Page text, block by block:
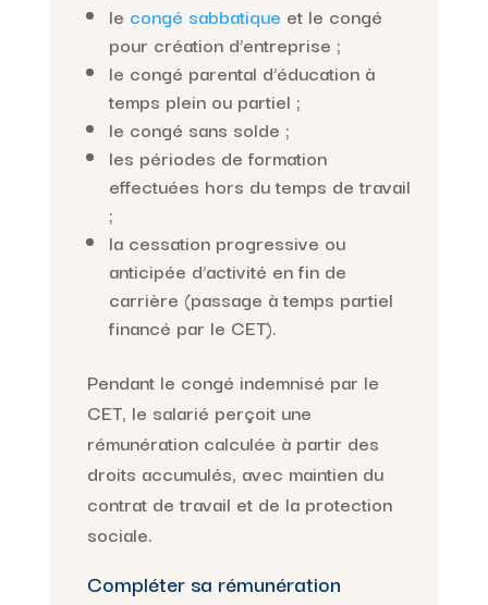
le congé sabbatique et le congé
pour création d’entreprise ;
le congé parental d’éducation à
temps plein ou partiel ;
le congé sans solde ;
les périodes de formation
effectuées hors du temps de travail
;
la cessation progressive ou
anticipée d’activité en fin de
carrière (passage à temps partiel
financé par le CET).
Pendant le congé indemnisé par le
CET, le salarié perçoit une
rémunération calculée à partir des
droits accumulés, avec maintien du
contrat de travail et de la protection
sociale.
Compléter sa rémunération